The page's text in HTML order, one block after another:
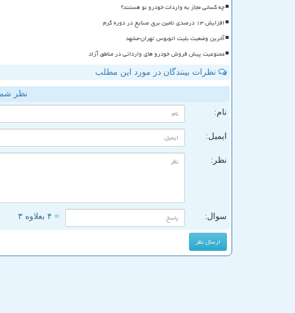
چه کسانی مجاز به واردات خودرو نو هستند؟
افزایش ۱۳ درصدی تامین برق صنایع در دوره گرم
آخرین وضعیت بلیت اتوبوس تهران-مشهد
ممنوعیت پیش فروش خودرو های وارداتی در مناطق آزاد
نظرات بینندگان در مورد این مطلب
نظر
نام:
ایمیل:
نظر:
سوال: = ۴ بعلاوه ۳